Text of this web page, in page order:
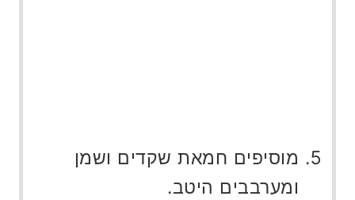
מוסיפים חמאת שקדים ושמן
ומערבבים היטב.